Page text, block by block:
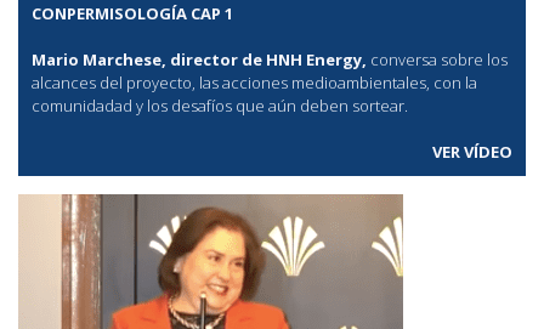
CONPERMISOLOGÍA CAP 1
Mario Marchese, director de HNH Energy, conversa sobre los
alcances del proyecto, las acciones medioambientales, con la
comunidadad y los desafíos que aún deben sortear.
VER VÍDEO